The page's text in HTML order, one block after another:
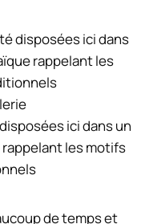
ici dans un
les motifs